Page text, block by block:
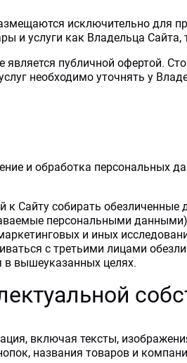
исключительно для
и услуги как Владельца Сайта,
публичной офертой.
необходимо уточнять у
и обработка персональных
Сайту собирать
персональными
и иных
с третьими лицами
в вышеуказанных целях.
включая тексты,
названия товаров и